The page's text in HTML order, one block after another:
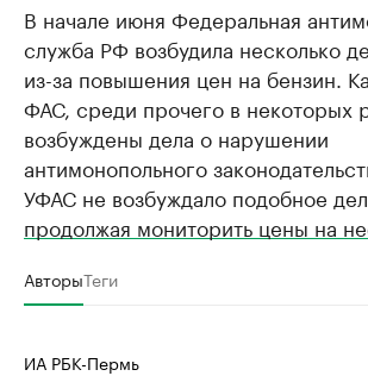
В начале июня Федеральная
служба РФ возбудила несколько
из-за повышения цен на бензин.
ФАС, среди прочего в некоторых
возбуждены дела о нарушении
антимонопольного
УФАС не возбуждало подобное
продолжая мониторить цены на
АвторыТеги
ИА РБК-Пермь